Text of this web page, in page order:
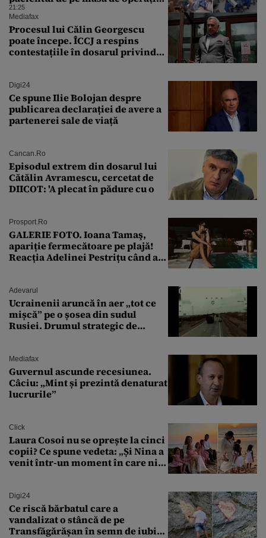
cu propriile corpuri
21:25
Mediafax
Procesul lui Călin Georgescu
poate începe. ÎCCJ a respins
contestațiile în dosarul privind
Digi24
Ce spune Ilie Bolojan despre
publicarea declarației de avere a
partenerei sale de viață
Cancan.ro
Episodul extrem din dosarul lui
Cătălin Avramescu, cercetat de
DIICOT: 'A plecat în pădure cu o
Prosport.ro
GALERIE FOTO. Ioana Tamaş,
apariție fermecătoare pe plajă!
Reacția Adelinei Pestrițu când a
Adevarul
Ucrainenii aruncă în aer „tot ce
mișcă” pe o șosea din sudul
Rusiei. Drumul strategic de
Mediafax
Guvernul ascunde recesiunea.
Câciu: „Mint și prezintă denaturat
lucrurile”
Click
Laura Cosoi nu se oprește la cinci
copii? Ce spune vedeta: „Și Nina a
venit într-un moment în care nici
Digi24
Ce riscă bărbatul care a
vandalizat o stâncă de pe
Transfăgărășan în semn de iubire